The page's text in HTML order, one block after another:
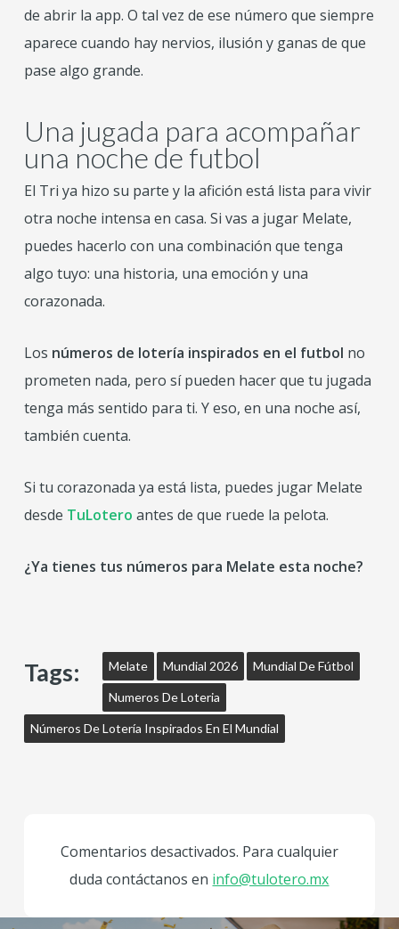
de abrir la app. O tal vez de ese número que siempre
aparece cuando hay nervios, ilusión y ganas de que
pase algo grande.
Una jugada para acompañar
una noche de futbol
El Tri ya hizo su parte y la afición está lista para vivir
otra noche intensa en casa. Si vas a jugar Melate,
puedes hacerlo con una combinación que tenga
algo tuyo: una historia, una emoción y una
corazonada.
Los números de lotería inspirados en el futbol no
prometen nada, pero sí pueden hacer que tu jugada
tenga más sentido para ti. Y eso, en una noche así,
también cuenta.
Si tu corazonada ya está lista, puedes jugar Melate
desde TuLotero antes de que ruede la pelota.
¿Ya tienes tus números para Melate esta noche?
Tags: Melate Mundial 2026 Mundial De Fútbol
Numeros De Loteria
Números De Lotería Inspirados En El Mundial
Comentarios desactivados. Para cualquier
duda contáctanos en info@tulotero.mx